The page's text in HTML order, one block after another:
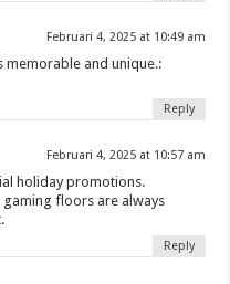
Februari 4, 2025 at 10:49 am
memorable and unique.:
Reply
Februari 4, 2025 at 10:57 am
holiday promotions.
gaming floors are always
Reply